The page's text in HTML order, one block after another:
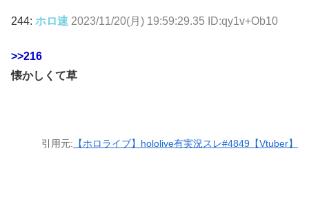
244: ホロ速 2023/11/20(月) 19:59:29.35 ID:qy1v+Ob10
>>216
懐かしくて草
引用元: 【ホロライブ】hololive有実況スレ#4849【Vtuber】